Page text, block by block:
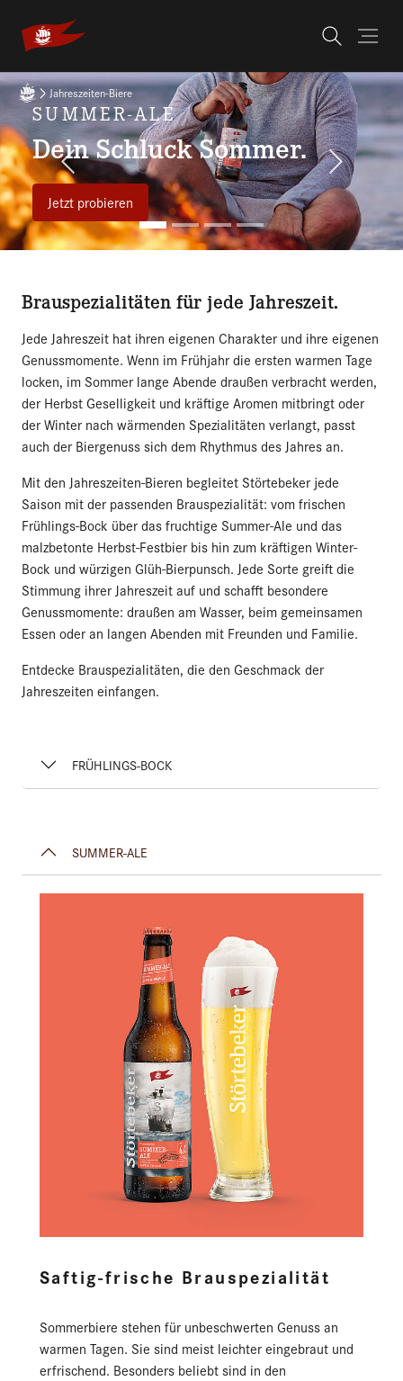
You are here:
Jahreszeiten-Biere
Dein Schluck Sommer.
SUMMER-ALE
Jetzt probieren
Previous Next
Brauspezialitäten für jede Jahreszeit.
Jede Jahreszeit hat ihren eigenen Charakter und ihre eigenen
Genussmomente. Wenn im Frühjahr die ersten warmen Tage
locken, im Sommer lange Abende draußen verbracht werden,
der Herbst Geselligkeit und kräftige Aromen mitbringt oder
der Winter nach wärmenden Spezialitäten verlangt, passt
auch der Biergenuss sich dem Rhythmus des Jahres an.
Mit den Jahreszeiten-Bieren begleitet Störtebeker jede
Saison mit der passenden Brauspezialität: vom frischen
Frühlings-Bock über das fruchtige Summer-Ale und das
malzbetonte Herbst-Festbier bis hin zum kräftigen Winter-
Bock und würzigen Glüh-Bierpunsch. Jede Sorte greift die
Stimmung ihrer Jahreszeit auf und schafft besondere
Genussmomente: draußen am Wasser, beim gemeinsamen
Essen oder an langen Abenden mit Freunden und Familie.
Entdecke Brauspezialitäten, die den Geschmack der
Jahreszeiten einfangen.
FRÜHLINGS-BOCK
SUMMER-ALE
Saftig-frische Brauspezialität
Sommerbiere stehen für unbeschwerten Genuss an
warmen Tagen. Sie sind meist leichter eingebraut und
erfrischend. Besonders beliebt sind in den